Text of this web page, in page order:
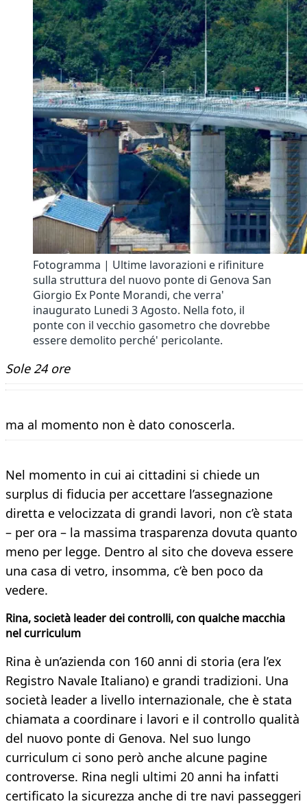
Fotogramma | Ultime lavorazioni e rifiniture
sulla struttura del nuovo ponte di Genova San
Giorgio Ex Ponte Morandi, che verra'
inaugurato Lunedi 3 Agosto. Nella foto, il
ponte con il vecchio gasometro che dovrebbe
essere demolito perché' pericolante.
Sole 24 ore
ma al momento non è dato conoscerla.
Nel momento in cui ai cittadini si chiede un
surplus di fiducia per accettare l’assegnazione
diretta e velocizzata di grandi lavori, non c’è stata
– per ora – la massima trasparenza dovuta quanto
meno per legge. Dentro al sito che doveva essere
una casa di vetro, insomma, c’è ben poco da
vedere.
Rina, società leader dei controlli,con qualche macchia
nel curriculum
Rina è un’azienda con 160 anni di storia (era l’ex
Registro Navale Italiano) e grandi tradizioni. Una
società leader a livello internazionale, che è stata
chiamata a coordinare i lavori e il controllo qualità
del nuovo ponte di Genova. Nel suo lungo
curriculum ci sono però anche alcune pagine
controverse. Rina negli ultimi 20 anni ha infatti
certificato la sicurezza anche di tre navi passeggeri